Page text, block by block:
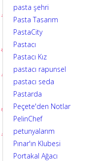
pasta şehri
Pasta Tasarım
PastaCity
Pastacı
Pastacı Kız
pastacı rapunsel
pastacı seda
Pastarda
Peçete'den Notlar
PelinChef
petunyalarım
Pınar'ın Klubesi
Portakal Ağacı